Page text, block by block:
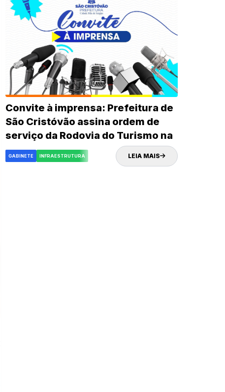
Convite à imprensa: Prefeitura de
São Cristóvão assina ordem de
serviço da Rodovia do Turismo na
próxima quinta-feira (02)
GABINETE INFRAESTRUTURA LEIA MAIS